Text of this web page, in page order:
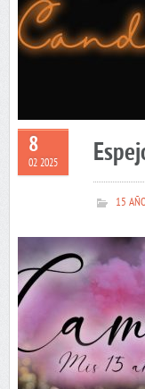
8
02 2025
15